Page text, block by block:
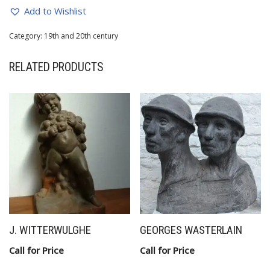
Add to Wishlist
Category: 19th and 20th century
RELATED PRODUCTS
J. WITTERWULGHE
Call for Price
GEORGES WASTERLAIN
Call for Price